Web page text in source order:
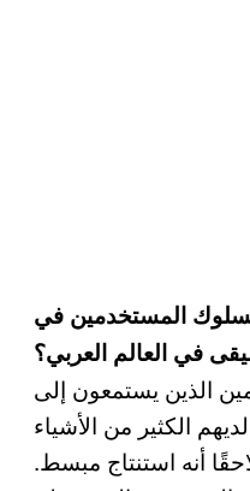
المستخدمين في
في العالم العربي؟
الذين يستمعون إلى
الكثير من الأشياء
أنه استنتاج مبسط.